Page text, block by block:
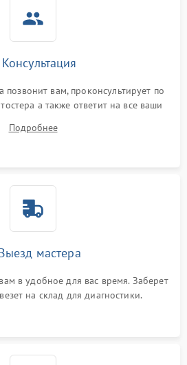
вам, проконсультирует по
а также ответит на все ваши
Подробнее
мастера
в удобное для вас время. Заберет
на склад для диагностики.